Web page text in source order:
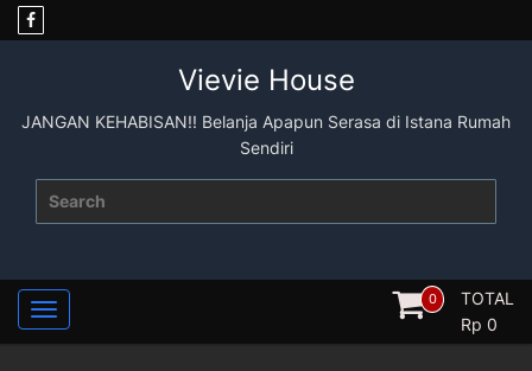
Skip
to
Vievie House
JANGAN KEHABISAN!! Belanja Apapun Serasa di Istana Rumah
Sendiri
0
TOTAL
Rp 0